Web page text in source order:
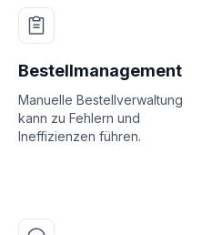
Bestellmanagement
Manuelle Bestellverwaltung
kann zu Fehlern und
Ineffizienzen führen.